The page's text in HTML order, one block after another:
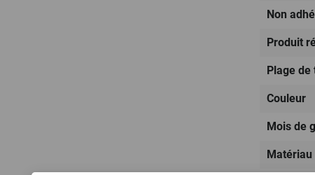
Non
Produit
Plage
Couleur
Mois de
Matériau